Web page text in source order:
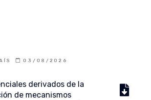
03/08/2026
derivados de la
de mecanismos